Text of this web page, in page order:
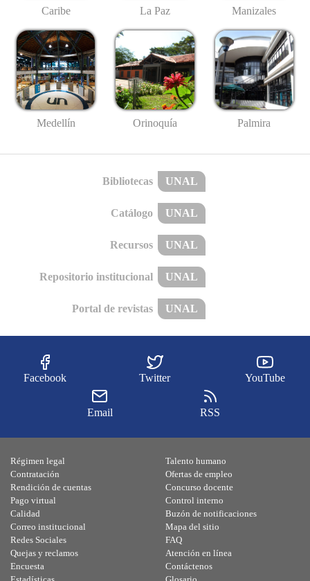
Caribe La Paz Manizales
Medellín Orinoquía Palmira
Bibliotecas UNAL
Catálogo UNAL
Recursos UNAL
Repositorio institucional UNAL
Portal de revistas UNAL
Facebook Twitter YouTube
Email RSS
Régimen legal
Contratación
Rendición de cuentas
Pago virtual
Calidad
Talento humano
Ofertas de empleo
Concurso docente
Control interno
Buzón de notificaciones
Correo institucional
Redes Sociales
Quejas y reclamos
Encuesta
Mapa del sitio
FAQ
Atención en línea
Contáctenos